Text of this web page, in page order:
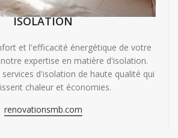
ISOLATION
et l'efficacité énergétique de votre
expertise en matière d'isolation.
d'isolation de haute qualité qui
chaleur et économies.
renovationsmb.com